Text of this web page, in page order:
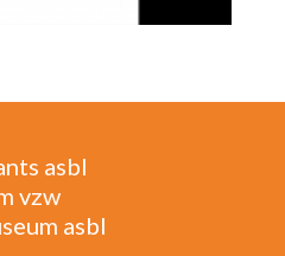
asbl
vzw
asbl